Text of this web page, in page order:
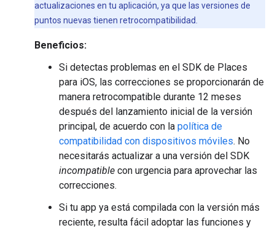
actualizaciones en tu aplicación, ya que las versiones de
puntos nuevas tienen retrocompatibilidad.
Beneficios:
Si detectas problemas en el SDK de Places
para iOS, las correcciones se proporcionarán de
manera retrocompatible durante 12 meses
después del lanzamiento inicial de la versión
principal, de acuerdo con la política de
compatibilidad con dispositivos móviles. No
necesitarás actualizar a una versión del SDK
incompatible con urgencia para aprovechar las
correcciones.
Si tu app ya está compilada con la versión más
reciente, resulta fácil adoptar las funciones y